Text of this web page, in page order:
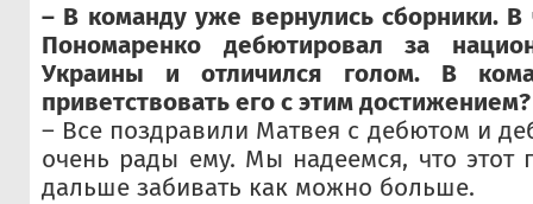
– В команду уже вернулись сборники. В
Пономаренко дебютировал за
Украины и отличился голом. В
приветствовать его с этим достижением?
– Все поздравили Матвея с дебютом и
очень рады ему. Мы надеемся, что этот
дальше забивать как можно больше.